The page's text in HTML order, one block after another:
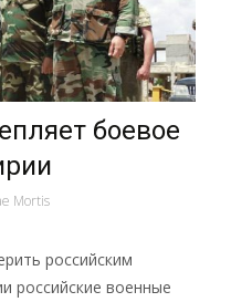
боевое
Mortis
российским
российские военные